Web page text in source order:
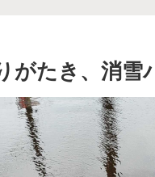
がたき、消雪